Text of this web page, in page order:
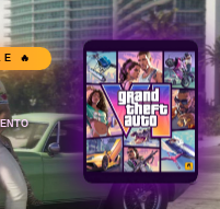
PC Gamer?
y necesidades